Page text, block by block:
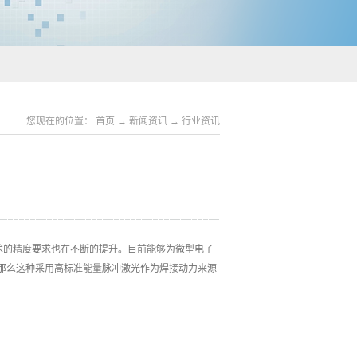
您现在的位置： 首页 → 新闻资讯 → 行业资讯
精度要求也在不断的提升。目前能够为微型电子
这种采用高标准能量脉冲激光作为焊接动力来源